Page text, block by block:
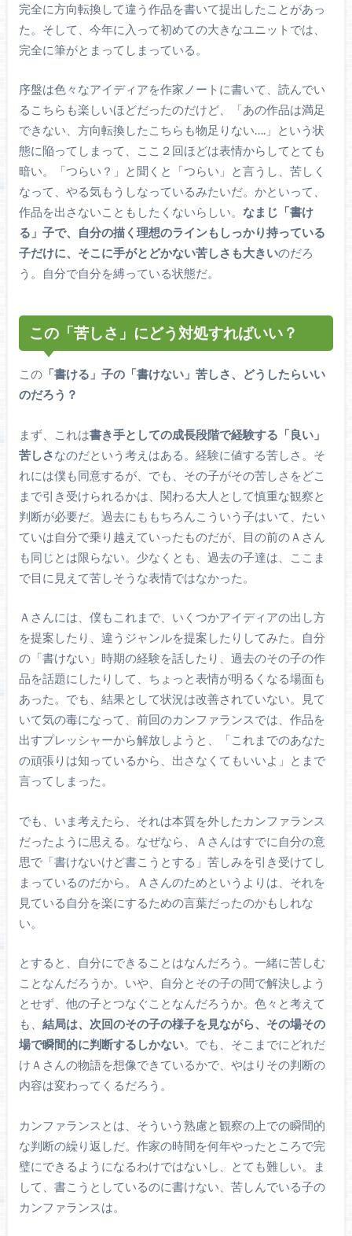
完全に方向転換して違う作品を書いて提出したことがあっ
た。そして、今年に入って初めての大きなユニットでは、
完全に筆がとまってしまっている。
序盤は色々なアイディアを作家ノートに書いて、読んでい
るこちらも楽しいほどだったのだけど、「あの作品は満足
できない、方向転換したこちらも物足りない….」という状
態に陥ってしまって、ここ２回ほどは表情からしてとても
暗い。「つらい？」と聞くと「つらい」と言うし、苦しく
なって、やる気もうしなっているみたいだ。かといって、
作品を出さないこともしたくないらしい。 なまじ「書け
る」子で、自分の描く理想のラインもしっかり持っている
子だけに、そこに手がとどかない苦しさも大きいのだろ
う。自分で自分を縛っている状態だ。
この「苦しさ」にどう対処すればいい？
この「書ける」子の「書けない」苦しさ、どうしたらいい
のだろう？
まず、これは書き手としての成長段階で経験する「良い」
苦しさなのだという考えはある。経験に値する苦しさ。そ
れには僕も同意するが、でも、その子がその苦しさをどこ
まで引き受けられるかは、関わる大人として慎重な観察と
判断が必要だ。過去にももちろんこういう子はいて、たい
ていは自分で乗り越えていったものだが、目の前のＡさん
も同じとは限らない。少なくとも、過去の子達は、ここま
で目に見えて苦しそうな表情ではなかった。
Ａさんには、僕もこれまで、いくつかアイディアの出し方
を提案したり、違うジャンルを提案したりしてみた。自分
の「書けない」時期の経験を話したり、過去のその子の作
品を話題にしたりして、ちょっと表情が明るくなる場面も
あった。でも、結果として状況は改善されていない。見て
いて気の毒になって、前回のカンファランスでは、作品を
出すプレッシャーから解放しようと、「これまでのあなた
の頑張りは知っているから、出さなくてもいいよ」とまで
言ってしまった。
でも、いま考えたら、それは本質を外したカンファランス
だったように思える。なぜなら、Ａさんはすでに自分の意
思で「書けないけど書こうとする」苦しみを引き受けてし
まっているのだから。Ａさんのためというよりは、それを
見ている自分を楽にするための言葉だったのかもしれな
い。
とすると、自分にできることはなんだろう。一緒に苦しむ
ことなんだろうか。いや、自分とその子の間で解決しよう
とせず、他の子とつなぐことなんだろうか。色々と考えて
も、 結局は、次回のその子の様子を見ながら、その場その
場で瞬間的に判断するしかない。でも、そこまでにどれだ
けＡさんの物語を想像できているかで、やはりその判断の
内容は変わってくるだろう。
カンファランスとは、そういう熟慮と観察の上での瞬間的
な判断の繰り返しだ。作家の時間を何年やったところで完
璧にできるようになるわけではないし、とても難しい。ま
して、書こうとしているのに書けない、苦しんでいる子の
カンファランスは。